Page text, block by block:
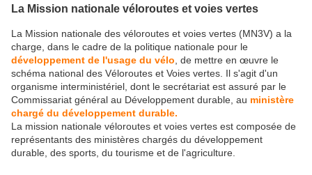
La Mission nationale véloroutes et voies vertes
La Mission nationale des véloroutes et voies vertes (MN3V) a la
charge, dans le cadre de la politique nationale pour le
développement de l'usage du vélo , de mettre en œuvre le
schéma national des Véloroutes et Voies vertes. Il s'agit d'un
organisme interministériel, dont le secrétariat est assuré par le
Commissariat général au Développement durable, au ministère
chargé du développement durable.
La mission nationale véloroutes et voies vertes est composée de
représentants des ministères chargés du développement
durable, des sports, du tourisme et de l'agriculture.